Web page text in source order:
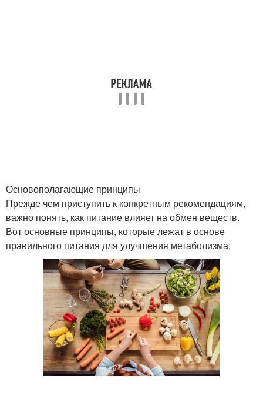
Основополагающие принципы
Прежде чем приступить к конкретным рекомендациям,
важно понять, как питание влияет на обмен веществ.
Вот основные принципы, которые лежат в основе
правильного питания для улучшения метаболизма: